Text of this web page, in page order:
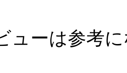
ューは参考